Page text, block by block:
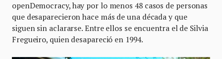
openDemocracy, hay por lo menos 48 casos de personas
que desaparecieron hace más de una década y que
siguen sin aclararse. Entre ellos se encuentra el de Silvia
Fregueiro, quien desapareció en 1994.